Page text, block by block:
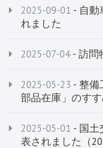
2025-05-01 - 国土
表されました（
2025-05-23 - 整備
部品在庫」のす
2025-07-04- 訪問
2025-09-01 - 自動
れました